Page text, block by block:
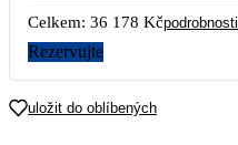
22
Celkem: 36 178 Kčpodrobnosti
Rezervujte
uložit do oblíbených